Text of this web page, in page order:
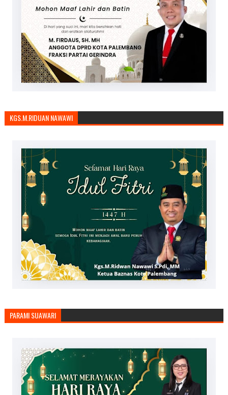
KGS.M.RIDUAN NAWAWI
PARAMI SUAWARI